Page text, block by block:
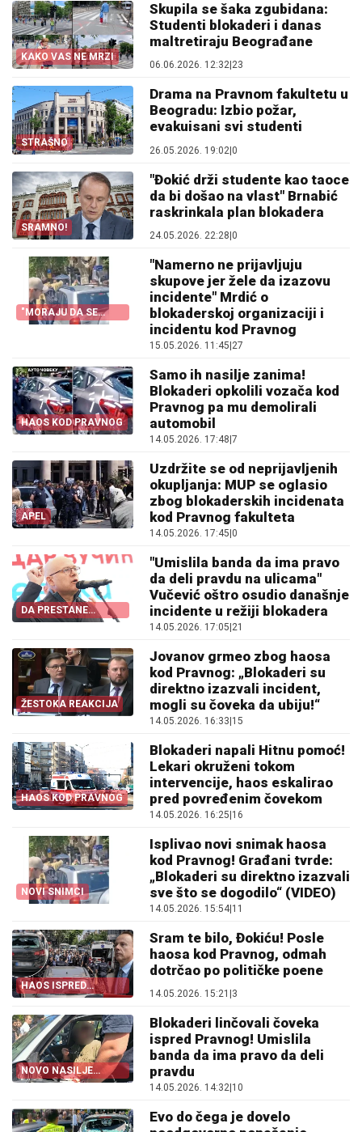
KAKO VAS NE MRZI
Skupila se šaka zgubidana:
Studenti blokaderi i danas
maltretiraju Beograđane
06.06.2026. 12:32 23
STRAŠNO
Drama na Pravnom fakultetu u
Beogradu: Izbio požar,
evakuisani svi studenti
26.05.2026. 19:02|0
SRAMNO!
"Đokić drži studente kao taoce
da bi došao na vlast" Brnabić
raskrinkala plan blokadera
24.05.2026. 22:28|0
"MORAJU DA SE
KAŽNJAVAJU"
"Namerno ne prijavljuju
skupove jer žele da izazovu
incidente" Mrdić o
blokaderskoj organizaciji i
incidentu kod Pravnog
15.05.2026. 11:45|27
HAOS KOD PRAVNOG
Samo ih nasilje zanima!
Blokaderi opkolili vozača kod
Pravnog pa mu demolirali
automobil
14.05.2026. 17:48|7
APEL
Uzdržite se od neprijavljenih
okupljanja: MUP se oglasio
zbog blokaderskih incidenata
kod Pravnog fakulteta
14.05.2026. 17:45|0
DA PRESTANE
NASILJE!
"Umislila banda da ima pravo
da deli pravdu na ulicama"
Vučević oštro osudio današnje
incidente u režiji blokadera
14.05.2026. 17:05|21
ŽESTOKA REAKCIJA
Jovanov grmeo zbog haosa
kod Pravnog: „Blokaderi su
direktno izazvali incident,
mogli su čoveka da ubiju!“
14.05.2026. 16:33|15
HAOS KOD PRAVNOG
Blokaderi napali Hitnu pomoć!
Lekari okruženi tokom
intervencije, haos eskalirao
pred povređenim čovekom
14.05.2026. 16:25|16
NOVI SNIMCI
Isplivao novi snimak haosa
kod Pravnog! Građani tvrde:
„Blokaderi su direktno izazvali
sve što se dogodilo“ (VIDEO)
14.05.2026. 15:54|11
HAOS ISPRED
PRAVNOG
Sram te bilo, Đokiću! Posle
haosa kod Pravnog, odmah
dotrčao po političke poene
14.05.2026. 15:21 3
NOVO NASILJE
BLOKADERA
Blokaderi linčovali čoveka
ispred Pravnog! Umislila
banda da ima pravo da deli
pravdu
14.05.2026. 14:32 10
Evo do čega je dovelo